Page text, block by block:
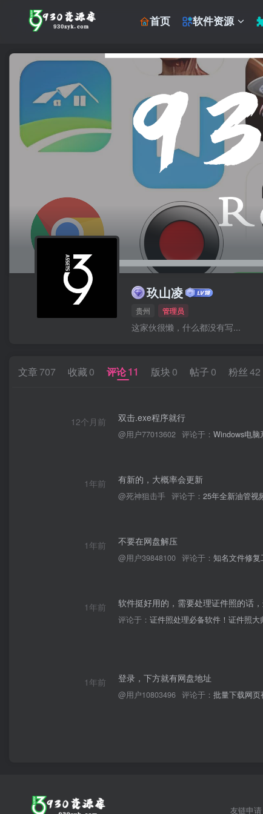
首页 软件资源
玖山凌
贵州 管理员
这家伙很懒，什么都没有写...
文章 707 收藏 0 评论11 版块 0 帖子 0 粉丝42
12个月前 双击.exe程序就行
@用户77013602 评论于：Windows电
1年前 有新的，大概率会更新
@死神狙击手 评论于：25年全新油管视
1年前 不要在网盘解压
@用户39848100 评论于：知名文件修复工
1年前 软件挺好用的，需要处理证件照的话
评论于：证件照处理必备软件！证件照
1年前 登录，下方就有网盘地址
@用户10803496 评论于：批量下载网页
友链申请